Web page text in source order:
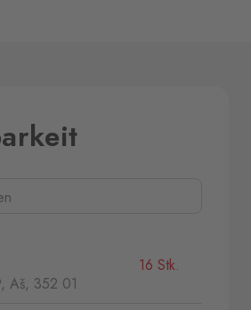
Aš, 352 01
16 Stk.